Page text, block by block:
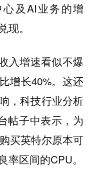
及AI业务的增
。
入增速看似不爆
增长40%。这还
，科技行业分析
帖子中表示，为
买英特尔原本可
区间的CPU。